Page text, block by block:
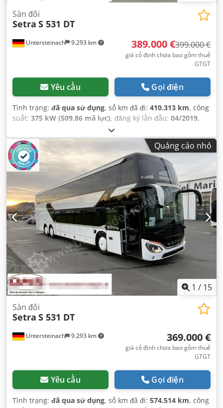
Untersteinach 9.293 km
Sàn đôi
Setra S 531 DT
389.000 €399.000 €
giá cố định chưa bao gồm thuế
GTGT
Yêu cầu Gọi điện
Tình trạng: đã qua sử dụng, số km đã đi: 410.313 km, công
suất: 375 kW (509,86 mã lực), đăng ký lần đầu: 04/2019,
, loại truyền động bánh răng:
động, hạng mục khí thải:Euro 6, màu sắc:trắng, phanh:
bộ giảm tốc, Năm sản xuất: 2019, Thiết bị:ABS, chương
trình cân bằng điện tử (ESP), hệ thống chống trộm
(immobilizer), khóa trung tâm, khớp nối rơ-moóc, kiểm
soát hành trình, trợ lực lái, điều hòa không khí, đèn
sương mù,
Quảng cáo nhỏ
1 / 15
Untersteinach 9.293 km
Sàn đôi
Setra S 531 DT
369.000 €
giá cố định chưa bao gồm thuế
GTGT
Yêu cầu Gọi điện
Tình trạng: đã qua sử dụng, số km đã đi: 574.514 km, công